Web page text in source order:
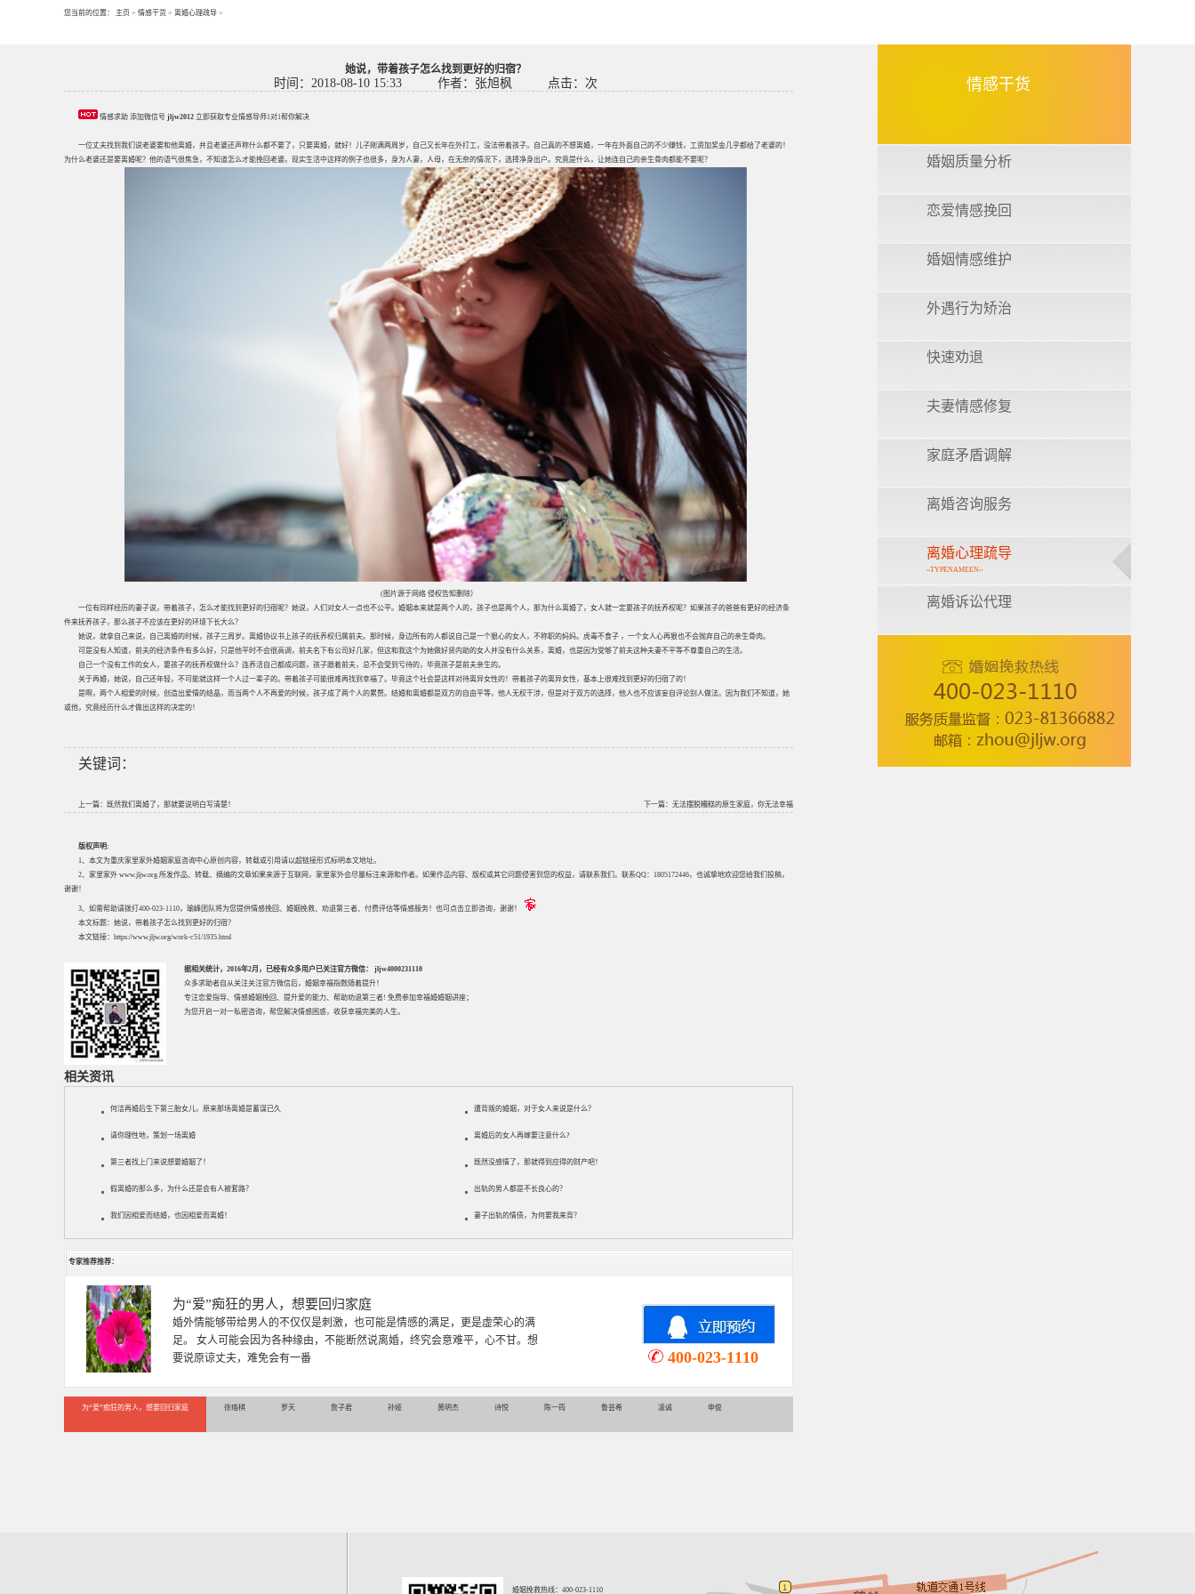
您当前的位置： 主页 > 情感干货 > 离婚心理疏导 >
她说，带着孩子怎么找到更好的归宿？
时间：2018-08-10 15:33 作者：张旭枫 点击： 次
情感求助 添加微信号 jljw2012 立即获取专业情感导师1对1帮你解决
一位丈夫找到我们说老婆要和他离婚，并且老婆还声称什么都不要了，只要离婚，就好！儿子刚满两周岁，自己又长年在外打工，没法带着孩子。自己真的不想离婚，一年在外面自己的不少赚钱，工资加奖金几乎都给了老婆的！
为什么老婆还是要离婚呢？他的语气很焦急，不知道怎么才能挽回老婆。现实生活中这样的例子也很多，身为人妻，人母，在无奈的情况下，选择净身出户。究竟是什么，让她连自己的亲生骨肉都能不要呢？
(图片源于网络 侵权告知删除）
一位有同样经历的妻子说，带着孩子，怎么才能找到更好的归宿呢？她说，人们对女人一点也不公平。婚姻本来就是两个人的，孩子也是两个人，那为什么离婚了，女人就一定要孩子的抚养权呢？如果孩子的爸爸有更好的经济条
件来抚养孩子，那么孩子不应该在更好的环境下长大么？
她说，就拿自己来说，自己离婚的时候，孩子三周岁。离婚协议书上孩子的抚养权归属前夫。那时候，身边所有的人都说自己是一个狠心的女人，不称职的妈妈。虎毒不食子 ，一个女人心再狠也不会抛弃自己的亲生骨肉。
可是没有人知道，前夫的经济条件有多么好，只是他平时不会很高调，前夫名下有公司好几家，但这和我这个为她做好贤内助的女人并没有什么关系，离婚，也是因为受够了前夫这种夫妻不平等不尊重自己的生活。
自己一个没有工作的女人，要孩子的抚养权做什么？连养活自己都成问题，孩子跟着前夫，总不会受到亏待的，毕竟孩子是前夫亲生的。
关于再婚，她说，自己还年轻，不可能就这样一个人过一辈子的。带着孩子可能很难再找到幸福了。毕竟这个社会是这样对待离异女性的！带着孩子的离异女性，基本上很难找到更好的归宿了的！
是啊，两个人相爱的时候，创造出爱情的结晶，而当两个人不再爱的时候，孩子成了两个人的累赘。结婚和离婚都是双方的自由平等，他人无权干涉，但是对于双方的选择，他人也不应该妄自评论别人做法。因为我们不知道，她
或他，究竟经历什么才做出这样的决定的！
关键词：
上一篇： 既然我们离婚了，那就要说明白写清楚！ 下一篇： 无法摆脱糟糕的原生家庭，你无法幸福
版权声明:
1、本文为重庆家里家外婚姻家庭咨询中心原创内容，转载或引用请以超链接形式标明本文地址。
2、家里家外 www.jljw.org 所发作品、转载、摘编的文章如果来源于互联网，家里家外会尽量标注来源和作者。如果作品内容、版权或其它问题侵害到您的权益，请联系我们。联系QQ：1805172446，也诚挚地欢迎您给我们投稿，
谢谢！
3、如需帮助请拨打400-023-1110，瑜峰团队将为您提供情感挽回、婚姻挽救、劝退第三者、付费评估等情感服务！也可点击立即咨询，谢谢！
本文标题： 她说，带着孩子怎么找到更好的归宿？
本文链接： https://www.jljw.org/work-c51/1935.html
据相关统计，2016年2月，已经有众多用户已关注官方微信： jljw4000231110
众多求助者自从关注关注官方微信后，婚姻幸福指数随着提升！
专注恋爱指导、 情感婚姻挽回 、提升爱的能力、帮助劝退第三者! 免费参加幸福婚婚姻讲座；
为您开启一对一私密咨询，帮您解决情感困惑，收获幸福完美的人生。
相关资讯
何洁再婚后生下第三胎女儿，原来那场离婚是蓄谋已久 遭背叛的婚姻，对于女人来说是什么？
请你理性地，策划一场离婚 离婚后的女人再嫁要注意什么?
第三者找上门来说想要婚姻了！ 既然没感情了，那就得到应得的财产吧！
假离婚的那么多，为什么还是会有人被套路？ 出轨的男人都是不长良心的？
我们因相爱而结婚，也因相爱而离婚！ 妻子出轨的情债，为何要我来背？
专家推荐推荐：
徐珞棋
徐珞棋，婚姻家庭咨询师，毕业于重庆师范大学心理学专业，从事婚姻情感咨询
多年，对婚姻情感分析、恋爱择偶、夫妻关系，情感挽回、家庭关系等咨询超过
千小时，积累了丰富的咨
400-023-1110
为“爱”痴狂的男人，想要回归家庭 徐珞棋 罗天 詹子君 孙娅 黄明杰 诗悦 陈一筠 鲁芸希 凌诚 申俊
情感干货
婚姻质量分析
恋爱情感挽回
婚姻情感维护
外遇行为矫治
快速劝退
夫妻情感修复
家庭矛盾调解
离婚咨询服务
离婚心理疏导
~TYPENAMEEN~
离婚诉讼代理
婚姻挽救热线：400-023-1110